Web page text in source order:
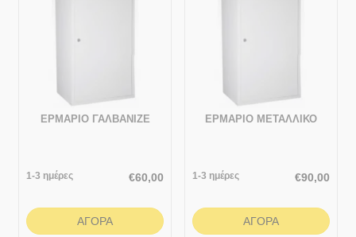
ΕΡΜΑΡΙΟ ΓΑΛΒΑΝΙΖΕ
1-3 ημέρες €60,00
ΑΓΟΡΆ
ΕΡΜΑΡΙΟ ΜΕΤΑΛΛΙΚΟ
1-3 ημέρες €90,00
ΑΓΟΡΆ